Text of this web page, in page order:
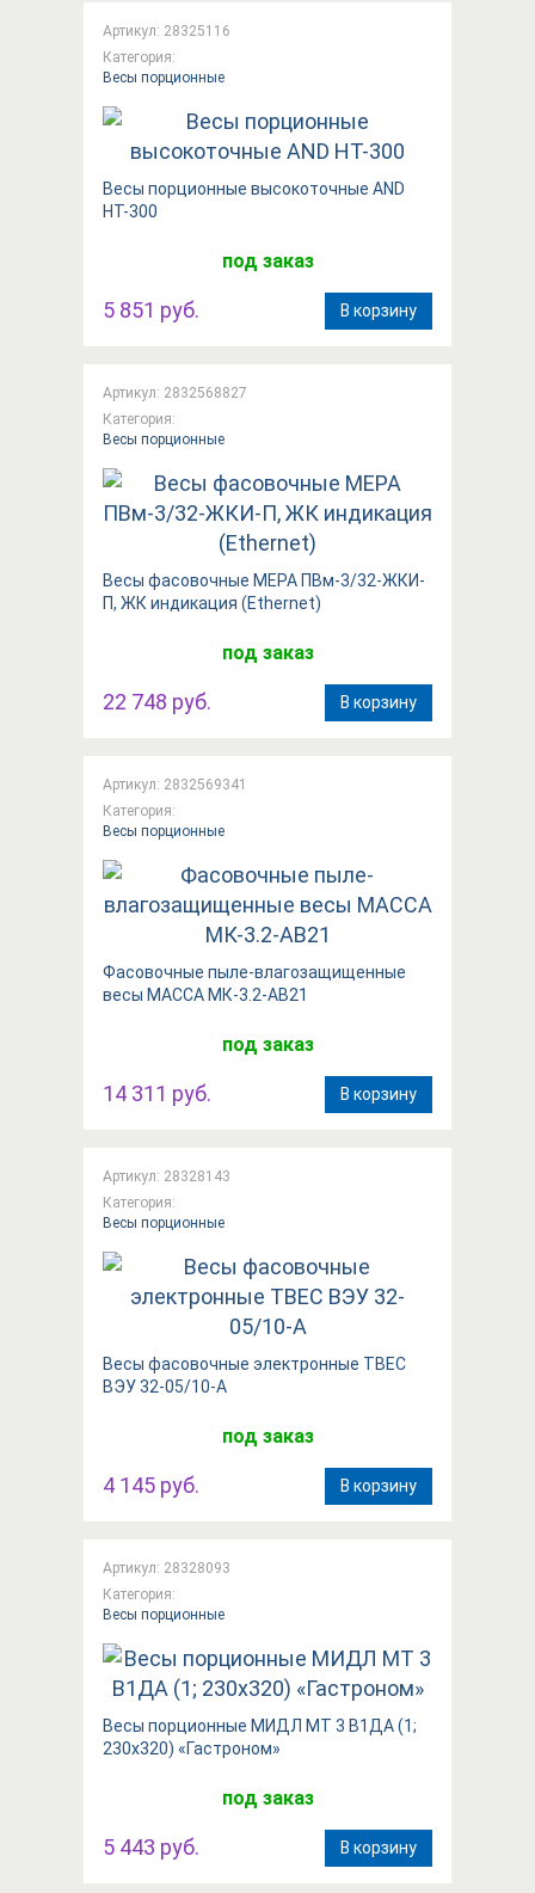
Артикул: 28325116
Категория:
Весы порционные
Вeсы порционные высокоточные AND
HT-300
под заказ
5 851 руб. В корзину
Артикул: 2832568827
Категория:
Весы порционные
Весы фасовочные МЕРА ПВм-3/32-ЖКИ-
П, ЖК индикация (Ethernet)
под заказ
22 748 руб. В корзину
Артикул: 2832569341
Категория:
Весы порционные
Фасовочные пыле-влагозащищенные
весы МАССА МК-3.2-АВ21
под заказ
14 311 руб. В корзину
Артикул: 28328143
Категория:
Весы порционные
Весы фасовочные электронные ТВЕС
ВЭУ 32-05/10-А
под заказ
4 145 руб. В корзину
Артикул: 28328093
Категория:
Весы порционные
Весы порционные МИДЛ МТ 3 В1ДА (1;
230х320) «Гастроном»
под заказ
5 443 руб. В корзину